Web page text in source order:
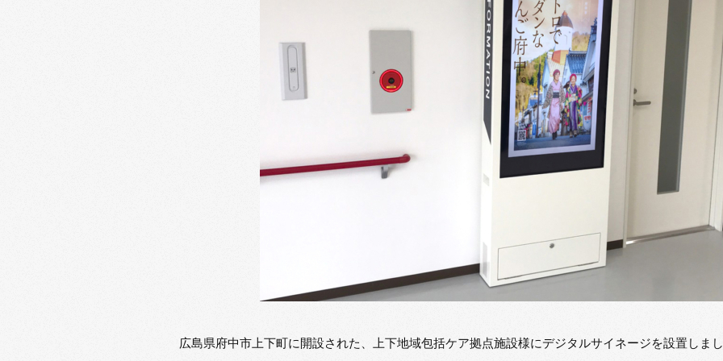
広島県府中市上下町に開設された、上下地域包括ケア拠点施設様にデジタルサイネージを設置しま